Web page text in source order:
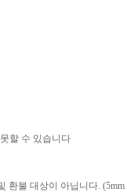
할 수 있습니다
환불 대상이 아닙니다. (5mm